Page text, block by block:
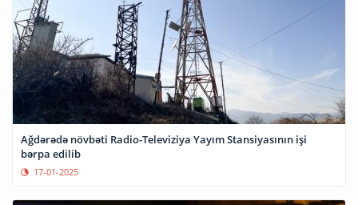
Ağdərədə növbəti Radio-Televiziya Yayım Stansiyasının işi
bərpa edilib
17-01-2025